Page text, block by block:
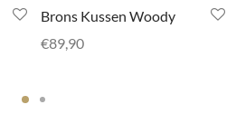
Brons Kussen Woody
€89,90